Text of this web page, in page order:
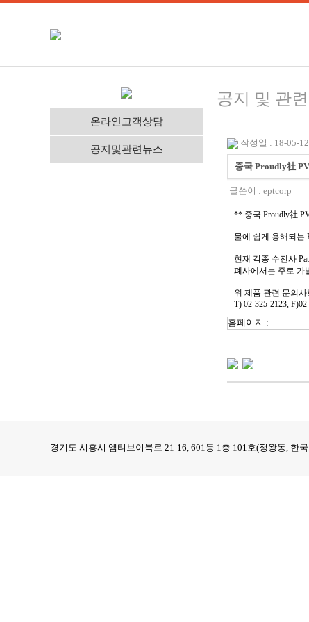
온라인고객상담
공지및관련뉴스
공지 및 관
작성일 : 18-05-
중국 Proudly社
글쓴이 : eptcorp
** 중국 Proudly社
물에 쉽게 용해되는
현재 각종 수전사
폐사에서는 주로 가
위 제품 관련 문의
T) 02-325-2123,
홈페이지 :
경기도 시흥시 엠티브이북로 21-16, 601동 1층 101호(정왕동, 한